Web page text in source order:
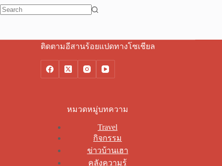
ติดตามอีสานร้อยแปดทางโซเชียล
หมวดหมู่บทความ
Travel
กิจกรรม
ข่าวบ้านเฮา
คลังความรู้